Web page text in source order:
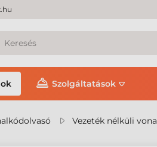
Szolgáltatások
Vezeték nélküli